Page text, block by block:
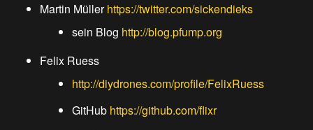
Martin Müllerhttps://twitter.com/sickendieks
sein Blog http://blog.pfump.org
Felix Ruess
http://diydrones.com/profile/FelixRuess
GitHub https://github.com/flixr